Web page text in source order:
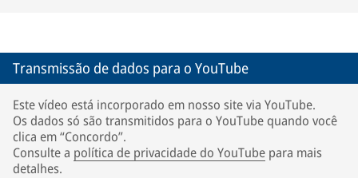
Transmissão de dados para o YouTube
Este vídeo está incorporado em nosso site via YouTube.
Os dados só são transmitidos para o YouTube quando você
clica em “Concordo”.
Consulte a política de privacidade do YouTube para mais
detalhes.